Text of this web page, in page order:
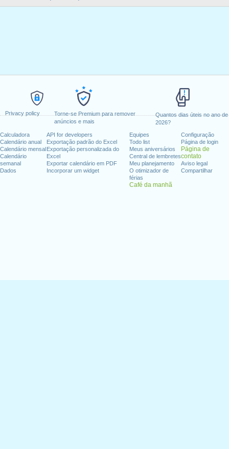
Privacy policy
Torne-se Premium para remover
anúncios e mais
Quantos dias úteis no ano de
2026?
Calculadora
Calendário anual
Calendário mensal
Calendário
semanal
Dados
API for developers
Exportação padrão do Excel
Exportação personalizada do
Excel
Exportar calendário em PDF
Incorporar um widget
Equipes
Todo list
Meus aniversários
Central de lembretes
Meu planejamento
O otimizador de
férias
Café da manhã
Configuração
Página de login
Página de
contato
Aviso legal
Compartilhar